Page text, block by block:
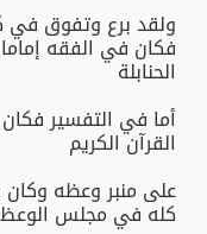
ولقد برع وتفوق في
فكان في الفقه
الحنابلة
أما في التفسير
القرآن الكريم
على منبر وعظه
كله في مجلس الوعظ